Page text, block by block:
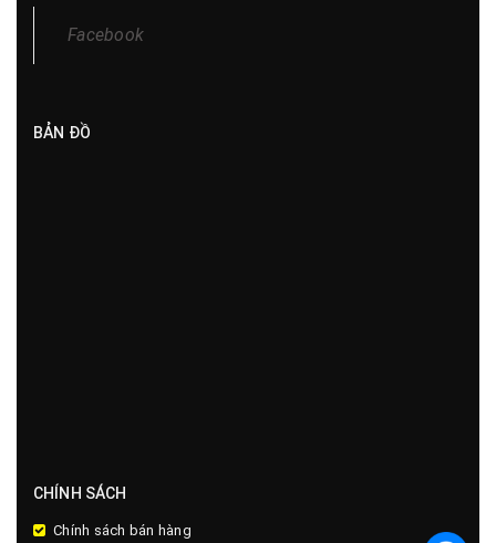
Facebook
BẢN ĐỒ
CHÍNH SÁCH
Chính sách bán hàng